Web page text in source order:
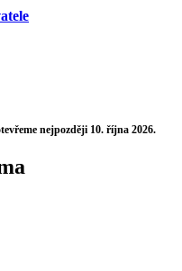
nejpozději 10. října 2026.